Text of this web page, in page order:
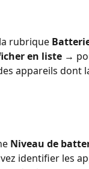
rubrique
en liste →
appareils dont
Niveau de
identifier les